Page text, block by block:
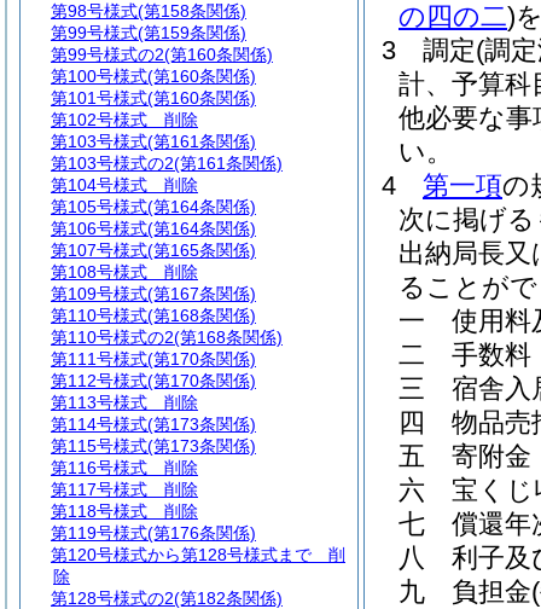
の四の二)
3
調定(調
計、予算科
他必要な
い。
4
第一項の
次に掲げ
出納局長
ることが
一
使用料
二
手数料
三
宿舎入
四
物品売
五
寄附金
六
宝くじ
七
償還年
八
利子及
九
負担金
第98号様式(第158条関係)
第99号様式(第159条関係)
第99号様式の2(第160条関係)
第100号様式(第160条関係)
第101号様式(第160条関係)
第102号様式 削除
第103号様式(第161条関係)
第103号様式の2(第161条関係)
第104号様式 削除
第105号様式(第164条関係)
第106号様式(第164条関係)
第107号様式(第165条関係)
第108号様式 削除
第109号様式(第167条関係)
第110号様式(第168条関係)
第110号様式の2(第168条関係)
第111号様式(第170条関係)
第112号様式(第170条関係)
第113号様式 削除
第114号様式(第173条関係)
第115号様式(第173条関係)
第116号様式 削除
第117号様式 削除
第118号様式 削除
第119号様式(第176条関係)
第120号様式から第128号様式まで 削
除
第128号様式の2(第182条関係)